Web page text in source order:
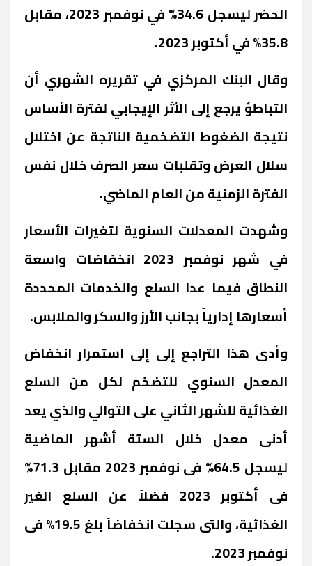
الحضر ليسجل 34.6% في نوفمبر 2023، مقابل
35.8% في أكتوبر 2023.
وقال البنك المركزي في تقريره الشهري أن
التباطؤ يرجع إلى الأثر الإيجابي لفترة الأساس
نتيجة الضغوط التضخمية الناتجة عن اختلال
سلال العرض وتقلبات سعر الصرف خلال نفس
الفترة الزمنية من العام الماضي.
وشهدت المعدلات السنوية لتغيرات الأسعار
في شهر نوفمبر 2023 انخفاضات واسعة
النطاق فيما عدا السلع والخدمات المحددة
أسعارها إدارياً بجانب الأرز والسكر والملابس.
وأدى هذا التراجع إلى إلى استمرار انخفاض
المعدل السنوي للتضخم لكل من السلع
الغذائية للشهر الثاني على التوالي والذي يعد
أدنى معدل خلال الستة أشهر الماضية
ليسجل 64.5% فى نوفمبر 2023 مقابل 71.3%
فى أكتوبر 2023 فضلاً عن السلع الغير
الغذائية، والتى سجلت انخفاضاً بلغ 19.5% فى
نوفمبر 2023.